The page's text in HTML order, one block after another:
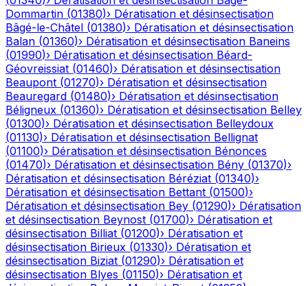
Dommartin (01380)› Dératisation et désinsectisation
Bâgé-le-Châtel (01380)› Dératisation et désinsectisation
Balan (01360)› Dératisation et désinsectisation Baneins
(01990)› Dératisation et désinsectisation Béard-
Géovreissiat (01460)› Dératisation et désinsectisation
Beaupont (01270)› Dératisation et désinsectisation
Beauregard (01480)› Dératisation et désinsectisation
Béligneux (01360)› Dératisation et désinsectisation Belley
(01300)› Dératisation et désinsectisation Belleydoux
(01130)› Dératisation et désinsectisation Bellignat
(01100)› Dératisation et désinsectisation Bénonces
(01470)› Dératisation et désinsectisation Bény (01370)›
Dératisation et désinsectisation Béréziat (01340)›
Dératisation et désinsectisation Bettant (01500)›
Dératisation et désinsectisation Bey (01290)› Dératisation
et désinsectisation Beynost (01700)› Dératisation et
désinsectisation Billiat (01200)› Dératisation et
désinsectisation Birieux (01330)› Dératisation et
désinsectisation Biziat (01290)› Dératisation et
désinsectisation Blyes (01150)› Dératisation et